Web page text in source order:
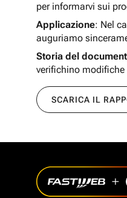
per informarvi sui
Applicazione: Nel
auguriamo
Storia del
verifichino
SCARICA IL